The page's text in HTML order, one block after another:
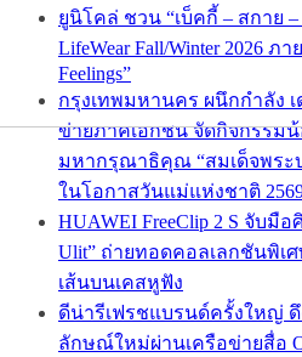
ยูนิโคล่ ชวน “เบ็คกี้ – สกาย
LifeWear Fall/Winter 2026 ภ
Feelings”
กรุงเทพมหานคร ผนึกกำลัง
ข่ายภาคเอกชน จัดกิจกรรม
มหากรุณาธิคุณ “สมเด็จพร
ในโอกาสวันแม่แห่งชาติ
HUAWEI FreeClip 2 S จับมื
Ulit” ถ่ายทอดคอลเลกชันพิเศ
เส้นบนเคสหูฟัง
ดีน่ารีเฟรชแบรนด์ครั้งใหญ่ ดึ
ลักษณ์ใหม่ผ่านเครือข่ายสื่อ